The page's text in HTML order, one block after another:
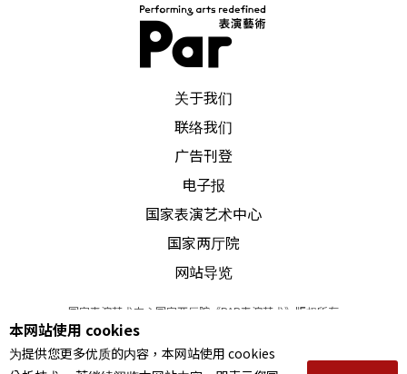
文字｜平珩 舞者不成，专家未满，艺术行政与教育
关于我们
联络我们
广告刊登
电子报
国家表演艺术中心
国家两厅院
网站导览
国家表演艺术中心国家两厅院《PAR表演艺术》版权所有
© 2022Performing arts redefined. All Rights Reserved
统一编号 Tax Id number 00973926
本网站使用 cookies
为提供您更多优质的内容，本网站使用 cookies